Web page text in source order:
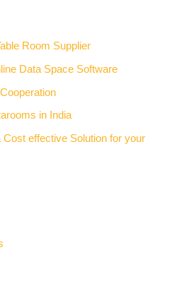
Room Supplier
Data Space Software
in India
Cost effective Solution for your